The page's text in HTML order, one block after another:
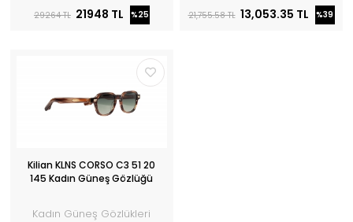
29264 TL 21948 TL %25 21,755.58 TL 13,053.35 TL %39
Kilian KLNS CORSO C3 51 20
145 Kadın Güneş Gözlüğü
Kadın Güneş Gözlükleri